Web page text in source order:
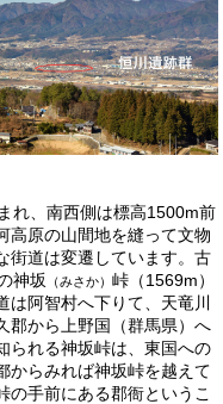
れ、南西側は標高1500m前
高原の山間地を縫って文物
街道は変遷しています。古
神坂
（みさか）峠（1569m）
阿智村へ下りて、天竜川
郡から上野国（群馬県）へ
られる神坂峠は、東国への
からみれば神坂峠を越えて
の手前にある郡衙というこ